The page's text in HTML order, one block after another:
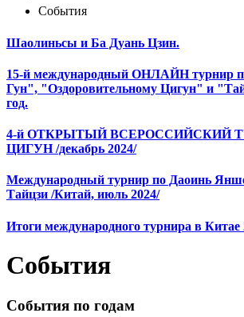
События
Шаолиньсы и Ба Дуань Цзин.
15-й международный ОНЛАЙН турнир
Гун", "Оздоровительному Цигун" и
год.
4-й ОТКРЫТЫЙ ВСЕРОССИЙСКИЙ
ЦИГУН /декабрь 2024/
Международный турнир по Даоинь
Тайцзи /Китай, июль 2024/
Итоги международного турнира в Китае
События
События по годам